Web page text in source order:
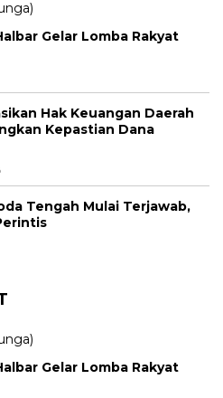
Gelar Lomba Rakyat
Hak Keuangan Daerah
Kepastian Dana
Tengah Mulai Terjawab,
Gelar Lomba Rakyat